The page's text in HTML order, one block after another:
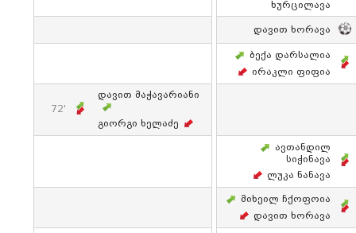
Ხურცილავა
Დავით Ხორავა
Ბექა Დარსალია
Ირაკლი Ფიფია
72'
Დავით Მაჭავარიანი
Გიორგი Ხელაძე
Ავთანდილ
Სიჭინავა
Ლუკა Ნანავა
Მიხეილ Ჩქოფოია
Დავით Ხორავა